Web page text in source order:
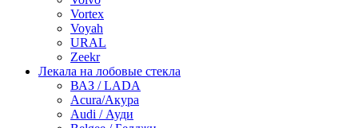
Vortex
Voyah
URAL
Zeekr
Лекала на лобовые стекла
ВАЗ / LADA
Acura/Акура
Audi / Ауди